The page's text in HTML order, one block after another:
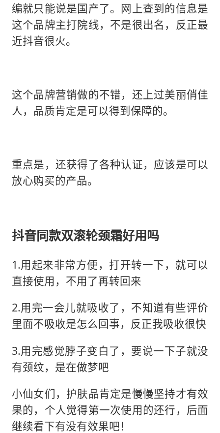
编就只能说是国产了。网上查到的信息是
这个品牌主打院线，不是很出名，反正最
近抖音很火。
这个品牌营销做的不错，还上过美丽俏佳
人，品质肯定是可以得到保障的。
重点是，还获得了各种认证，应该是可以
放心购买的产品。
抖音同款双滚轮颈霜好用吗
1.用起来非常方便，打开转一下，就可以
直接使用，不用了再转回来
2.用完一会儿就吸收了，不知道有些评价
里面不吸收是怎么回事，反正我吸收很快
3.用完感觉脖子变白了，要说一下子就没
有颈纹，是在做梦吧
小仙女们，护肤品肯定是慢慢坚持才有效
果的，个人觉得第一次使用的还行，后面
继续看下有没有效果吧！